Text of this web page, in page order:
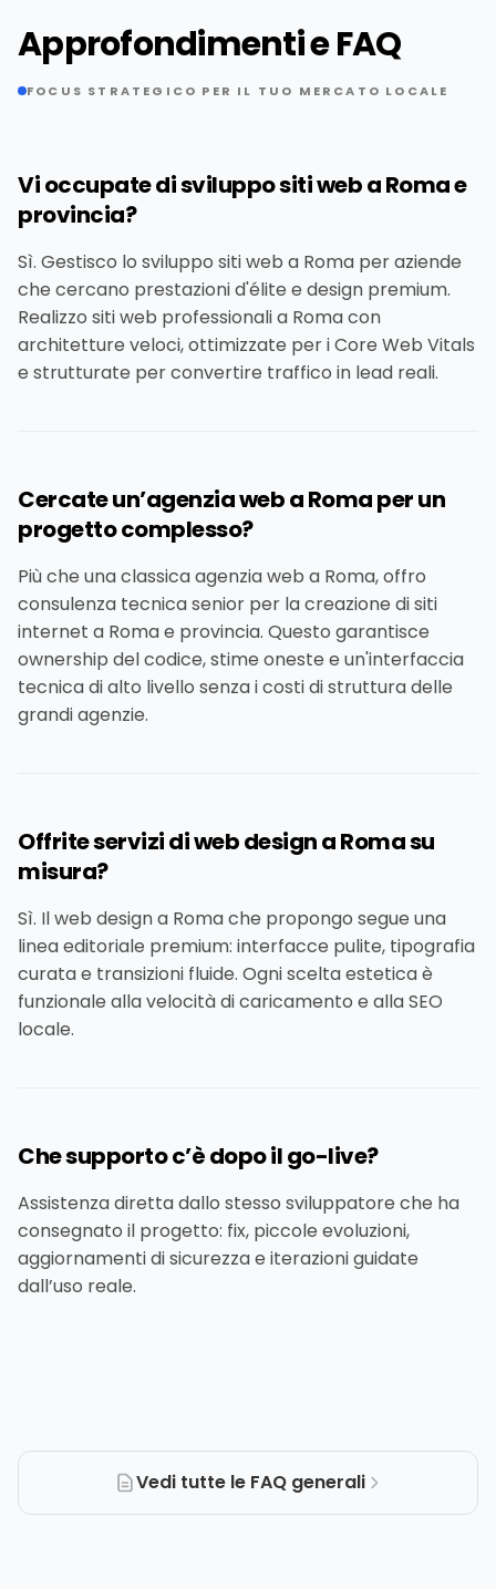
Approfondimenti e FAQ
FOCUS STRATEGICO PER IL TUO MERCATO LOCALE
Vi occupate di sviluppo siti web a Roma e
provincia?
Sì. Gestisco lo sviluppo siti web a Roma per aziende
che cercano prestazioni d'élite e design premium.
Realizzo siti web professionali a Roma con
architetture veloci, ottimizzate per i Core Web Vitals
e strutturate per convertire traffico in lead reali.
Cercate un’agenzia web a Roma per un
progetto complesso?
Più che una classica agenzia web a Roma, offro
consulenza tecnica senior per la creazione di siti
internet a Roma e provincia. Questo garantisce
ownership del codice, stime oneste e un'interfaccia
tecnica di alto livello senza i costi di struttura delle
grandi agenzie.
Offrite servizi di web design a Roma su
misura?
Sì. Il web design a Roma che propongo segue una
linea editoriale premium: interfacce pulite, tipografia
curata e transizioni fluide. Ogni scelta estetica è
funzionale alla velocità di caricamento e alla SEO
locale.
Che supporto c’è dopo il go-live?
Assistenza diretta dallo stesso sviluppatore che ha
consegnato il progetto: fix, piccole evoluzioni,
aggiornamenti di sicurezza e iterazioni guidate
dall’uso reale.
Vedi tutte le FAQ generali